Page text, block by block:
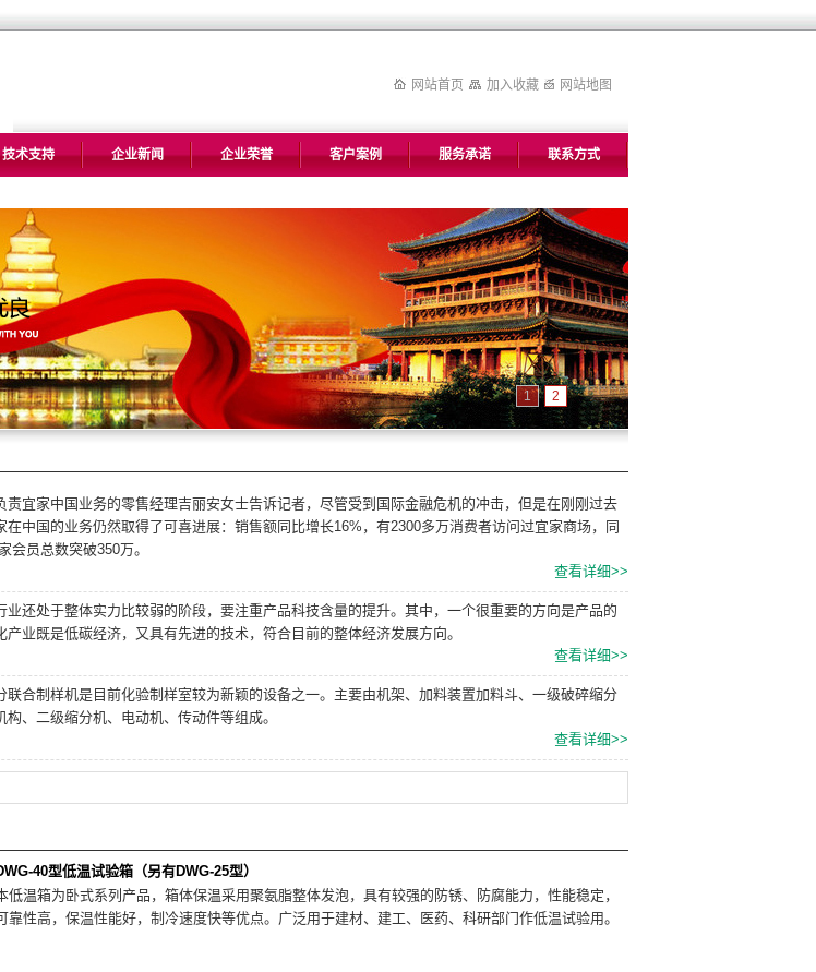
网站首页 加入收藏 网站地图
技术支持 企业新闻 企业荣誉 客户案例 服务承诺 联系方式
1 2
责宜家中国业务的零售经理吉丽安女士告诉记者，尽管受到国际金融危机的冲击，但是在刚刚过去
在中国的业务仍然取得了可喜进展：销售额同比增长16%，有2300多万消费者访问过宜家商场，同
会员总数突破350万。
查看详细>>
业还处于整体实力比较弱的阶段，要注重产品科技含量的提升。其中，一个很重要的方向是产品的
产业既是低碳经济，又具有先进的技术，符合目前的整体经济发展方向。
查看详细>>
联合制样机是目前化验制样室较为新颖的设备之一。主要由机架、加料装置加料斗、一级破碎缩分
构、二级缩分机、电动机、传动件等组成。
查看详细>>
40型低温试验箱（另有DWG-25型）
低温箱为卧式系列产品，箱体保温采用聚氨脂整体发泡，具有较强的防锈、防腐能力，性能稳定，
靠性高，保温性能好，制冷速度快等优点。广泛用于建材、建工、医药、科研部门作低温试验用。